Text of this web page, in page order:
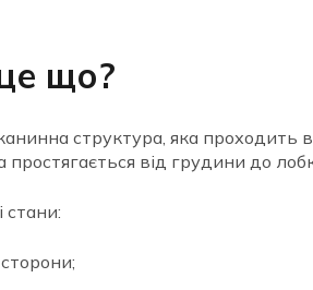
що?
структура, яка
від грудини до
стани: